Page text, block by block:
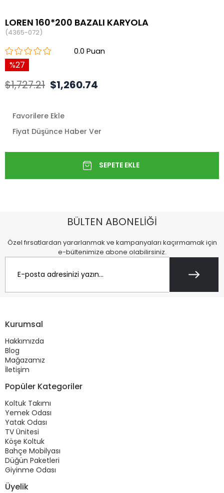
LOREN 160*200 BAZALI KARYOLA
(4365-072)
0.0
27
$1,727.21 $1,260.74
Favorilere Ekle
Fiyat Düşünce Haber Ver
BÜLTEN ABONELİĞİ
Özel fırsatlardan yararlanmak ve kampanyaları kaçırmamak için
e-bültenimize abone olabilirsiniz.
Kurumsal
Hakkımızda
Blog
Mağazamız
İletişim
Popüler Kategoriler
Koltuk Takımı
Yemek Odası
Yatak Odası
TV Ünitesi
Köşe Koltuk
Bahçe Mobilyası
Düğün Paketleri
Giyinme Odası
Üyelik